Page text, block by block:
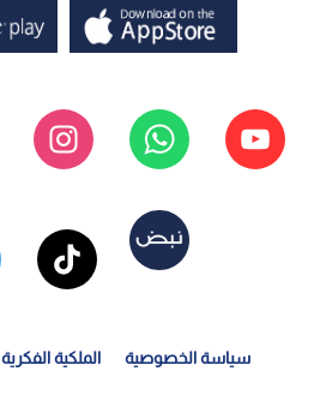
سياسة الخصوصية الملكية الفكرية